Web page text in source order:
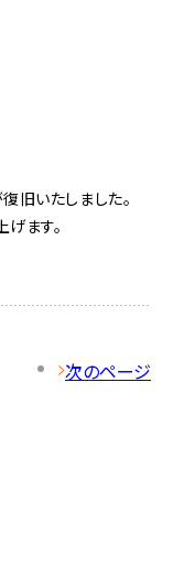
旧いたしました。
ます。
次のページ